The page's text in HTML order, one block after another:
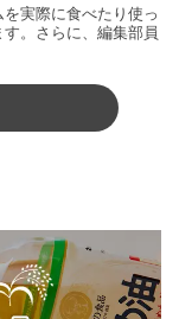
実際に食べたり使っ
。さらに、編集部員